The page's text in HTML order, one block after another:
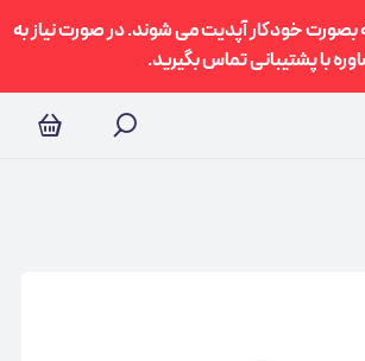
هر 15 دقیقه بصورت خودکار آپدیت می شوند. در صورت نیاز به
با پشتیبانی تماس بگیرید.